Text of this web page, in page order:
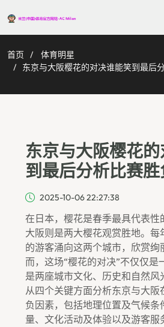
首页
体育明星
东京与大阪樱花的对决谁能笑到最后
东京与大阪樱花
到最后分析比赛
2025-10-06 22:27:38
在日本，樱花是春季最具代表性
大阪则是两大樱花观赏胜地。每
的游客涌向这两个城市，欣赏绚
而，这场“樱花的对决”不仅仅是
是两座城市文化、历史和自然风
从四个关键方面分析东京与大阪
负因素，包括地理位置及气候条
量、文化活动及体验以及游客服